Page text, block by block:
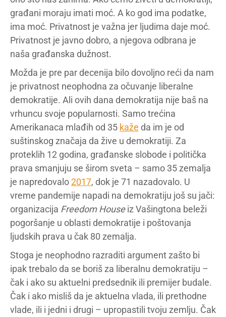
građani moraju imati moć. A ko god ima podatke,
ima moć. Privatnost je važna jer ljudima daje moć.
Privatnost je javno dobro, a njegova odbrana je
naša građanska dužnost.
Možda je pre par decenija bilo dovoljno reći da nam
je privatnost neophodna za očuvanje liberalne
demokratije. Ali ovih dana demokratija nije baš na
vrhuncu svoje popularnosti. Samo trećina
Amerikanaca mlađih od 35 kaže da im je od
suštinskog značaja da žive u demokratiji. Za
proteklih 12 godina, građanske slobode i politička
prava smanjuju se širom sveta – samo 35 zemalja
je napredovalo2017, dok je 71 nazadovalo. U
vreme pandemije napadi na demokratiju još su jači:
organizacija Freedom Houseiz Vašingtona beleži
pogoršanje u oblasti demokratije i poštovanja
ljudskih prava u čak 80 zemalja.
Stoga je neophodno razraditi argument zašto bi
ipak trebalo da se boriš za liberalnu demokratiju –
čak i ako su aktuelni predsednik ili premijer budale.
Čak i ako misliš da je aktuelna vlada, ili prethodne
vlade, ili i jedni i drugi – upropastili tvoju zemlju. Čak